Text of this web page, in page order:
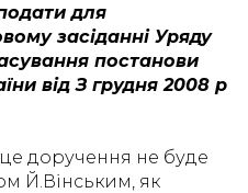
для
засіданні Уряду
постанови
від З грудня 2008 р
доручення не буде
Й.Вінським, як